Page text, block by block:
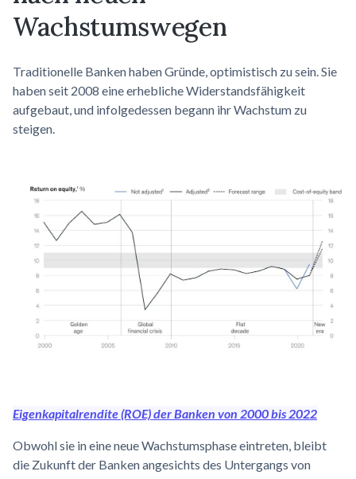
Wachstumswegen
Traditionelle Banken haben Gründe, optimistisch zu sein. Sie
haben seit 2008 eine erhebliche Widerstandsfähigkeit
aufgebaut, und infolgedessen begann ihr Wachstum zu
steigen.
Eigenkapitalrendite (ROE) der Banken von 2000 bis 2022
Obwohl sie in eine neue Wachstumsphase eintreten, bleibt
die Zukunft der Banken angesichts des Untergangs von